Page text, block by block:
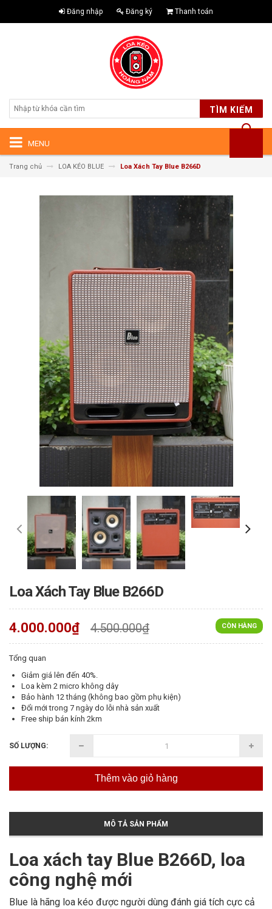
Đăng nhập Đăng ký Thanh toán
TÌM KIẾM
MENU
Trang chủ LOA KÉO BLUE Loa Xách Tay Blue B266D
Loa Xách Tay Blue B266D
CÒN HÀNG
4.000.000₫ 4.500.000₫
Tổng quan
Giảm giá lên đến 40%.
Loa kèm 2 micro không dây
Bảo hành 12 tháng (không bao gồm phụ kiện)
Đổi mới trong 7 ngày do lỗi nhà sản xuất
Free ship bán kính 2km
SỐ LƯỢNG:
Thêm vào giỏ hàng
MÔ TẢ SẢN PHẨM
Loa xách tay Blue B266D, loa
công nghệ mới
Blue là hãng loa kéo được người dùng đánh giá tích cực cả